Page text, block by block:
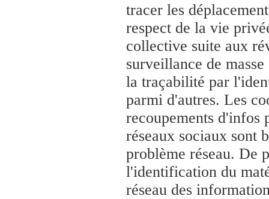
tracer les
respect de la vie
collective suite aux
surveillance de
la traçabilité par
parmi d'autres. Les
recoupements d'infos
réseaux sociaux sont
problème réseau. De
l'identification du
réseau des